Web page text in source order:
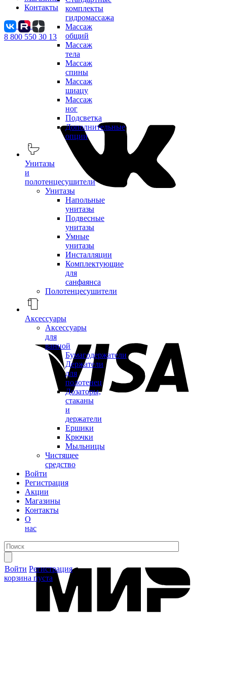
комплекты
гидромассажа
Массаж
общий
Массаж
тела
Массаж
спины
Массаж
шиацу
Массаж
ног
Подсветка
Дополнительные
опции
Унитазы
и
полотенцесушители
Унитазы
Напольные
унитазы
Подвесные
унитазы
Умные
унитазы
Инсталляции
Комплектующие
для
санфаянса
Полотенцесушители
Аксессуары
Аксессуары
для
ванной
Бумагодержатели
Держатели
для
полотенец
Дозаторы,
стаканы
и
держатели
Ершики
Крючки
Мыльницы
Чистящее
средство
Войти
Регистрация
Акции
Магазины
Контакты
О
нас
Войти Регистрация
корзина пуста
Контакты
8 800 550 30 13